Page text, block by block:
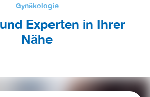
Gynäkologie
Experten in Ihrer
Nähe